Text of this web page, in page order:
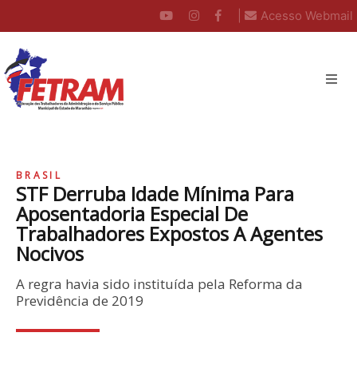
Acesso Webmail
BRASIL
STF Derruba Idade Mínima Para
Aposentadoria Especial De
Trabalhadores Expostos A Agentes
Nocivos
A regra havia sido instituída pela Reforma da
Previdência de 2019